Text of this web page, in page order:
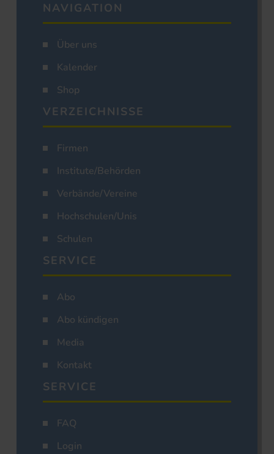
NAVIGATION
Über uns
Kalender
Shop
VERZEICHNISSE
Firmen
Institute/Behörden
Verbände/Vereine
Hochschulen/Unis
Schulen
SERVICE
Abo
Abo kündigen
Media
Kontakt
SERVICE
FAQ
Login